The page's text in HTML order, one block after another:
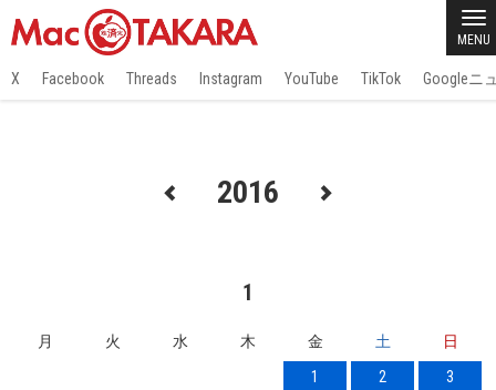
MENU
X Facebook Threads Instagram YouTube TikTok Googleニ
2016
1
月 火 水 木 金 土
日
1
2
3